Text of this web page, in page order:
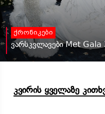
ქრონიკები
ვარსკვლავები Met
კვირის ყველაზე